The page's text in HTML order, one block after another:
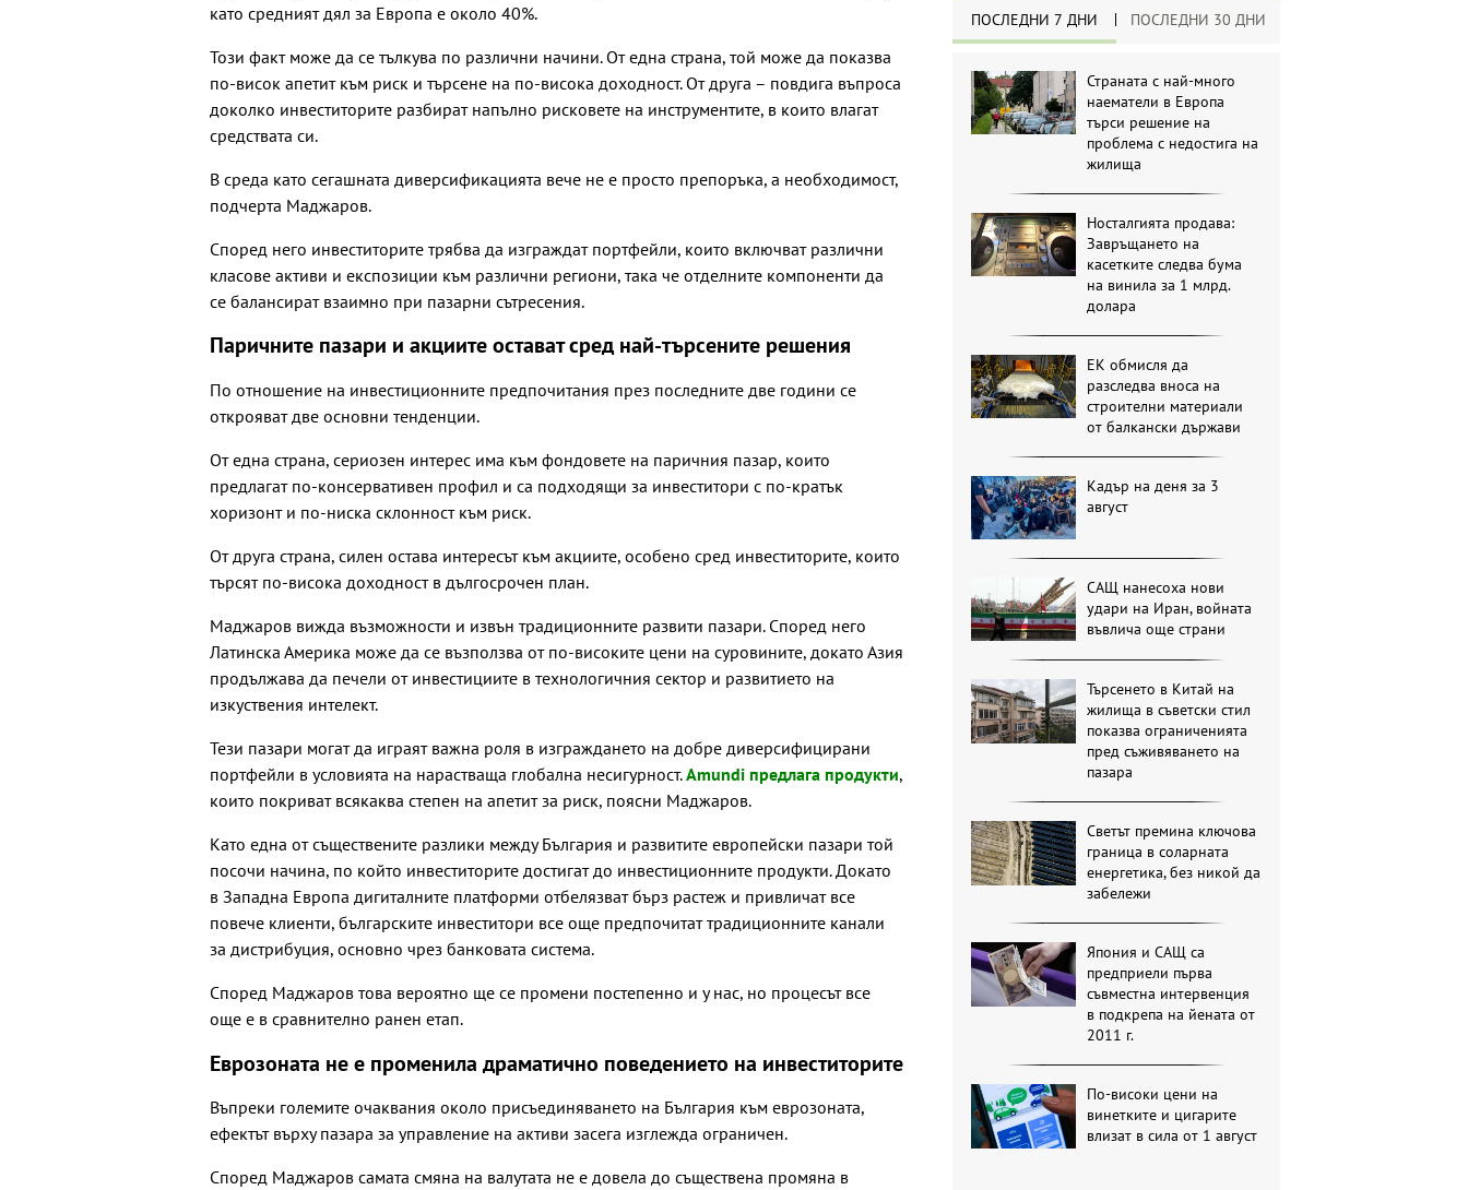
като средният дял за Европа е около 40%.
Този факт може да се тълкува по различни начини. От една страна, той може да показва
по-висок апетит към риск и търсене на по-висока доходност. От друга – повдига въпроса
доколко инвеститорите разбират напълно рисковете на инструментите, в които влагат
средствата си.
В среда като сегашната диверсификацията вече не е просто препоръка, а необходимост,
подчерта Маджаров.
Според него инвеститорите трябва да изграждат портфейли, които включват различни
класове активи и експозиции към различни региони, така че отделните компоненти да
се балансират взаимно при пазарни сътресения.
Паричните пазари и акциите остават сред най-търсените решения
По отношение на инвестиционните предпочитания през последните две години се
открояват две основни тенденции.
От една страна, сериозен интерес има към фондовете на паричния пазар, които
предлагат по-консервативен профил и са подходящи за инвеститори с по-кратък
хоризонт и по-ниска склонност към риск.
От друга страна, силен остава интересът към акциите, особено сред инвеститорите, които
търсят по-висока доходност в дългосрочен план.
Маджаров вижда възможности и извън традиционните развити пазари. Според него
Латинска Америка може да се възползва от по-високите цени на суровините, докато Азия
продължава да печели от инвестициите в технологичния сектор и развитието на
изкуствения интелект.
Тези пазари могат да играят важна роля в изграждането на добре диверсифицирани
портфейли в условията на нарастваща глобална несигурност.Amundi предлага продукти,
които покриват всякаква степен на апетит за риск, поясни Маджаров.
Като една от съществените разлики между България и развитите европейски пазари той
посочи начина, по който инвеститорите достигат до инвестиционните продукти. Докато
в Западна Европа дигиталните платформи отбелязват бърз растеж и привличат все
повече клиенти, българските инвеститори все още предпочитат традиционните канали
за дистрибуция, основно чрез банковата система.
Според Маджаров това вероятно ще се промени постепенно и у нас, но процесът все
още е в сравнително ранен етап.
Еврозоната не е променила драматично поведението на инвеститорите
Въпреки големите очаквания около присъединяването на България към еврозоната,
ефектът върху пазара за управление на активи засега изглежда ограничен.
Според Маджаров самата смяна на валутата не е довела до съществена промяна в
ПОСЛЕДНИ 7 ДНИ ПОСЛЕДНИ 30 ДНИ
Страната с най-много
наематели в Европа
търси решение на
проблема с недостига на
жилища
Носталгията продава:
Завръщането на
касетките следва бума
на винила за 1 млрд.
долара
ЕК обмисля да
разследва вноса на
строителни материали
от балкански държави
Кадър на деня за 3
август
САЩ нанесоха нови
удари на Иран, войната
въвлича още страни
Търсенето в Китай на
жилища в съветски стил
показва ограниченията
пред съживяването на
пазара
Светът премина ключова
граница в соларната
енергетика, без никой да
забележи
Япония и САЩ са
предприели първа
съвместна интервенция
в подкрепа на йената от
2011 г.
По-високи цени на
винетките и цигарите
влизат в сила от 1 август